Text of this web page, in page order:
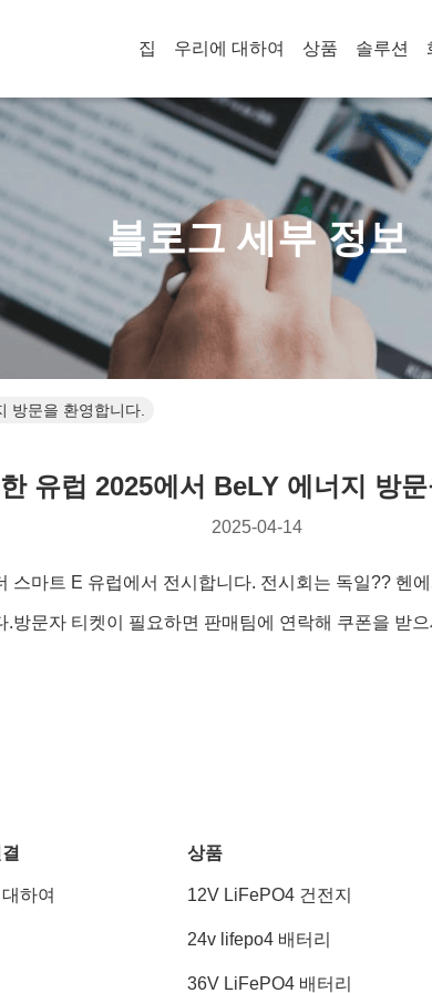
집 우리에 대하여 상품 솔루션
블로그 세부 정보
방문을 환영합니다.
유럽 2025에서 BeLY 에너지 방
2025-04-14
스마트 E 유럽에서 전시합니다. 전시회는 독일?? 헨
문자 티켓이 필요하면 판매팀에 연락해 쿠폰을 받으
하여
상품
12V LiFePO4 건전지
24v lifepo4 배터리
36V LiFePO4 배터리